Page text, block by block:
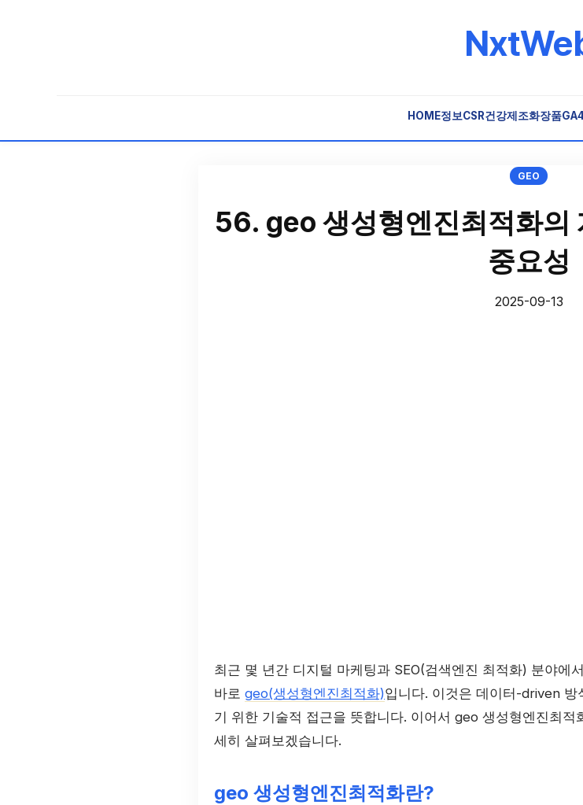
HOME정보CSR건강제조화장품
GEO
56. geo 생성형엔진최적화의
중요성
2025-09-13
최근 몇 년간 디지털 마케팅과 SEO(검색엔진 최적화) 분야에
바로 geo(생성형엔진최적화)입니다. 이것은 데이터-driven
기 위한 기술적 접근을 뜻합니다. 이어서 geo 생성형엔진최
세히 살펴보겠습니다.
geo 생성형엔진최적화란?